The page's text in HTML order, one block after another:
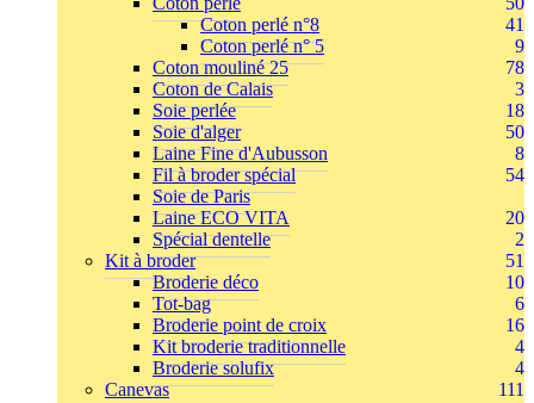
Coton perlé n°8
41
Coton perlé n° 5
9
Coton mouliné 25
78
Coton de Calais
3
Soie perlée
18
Soie d'alger
50
Laine Fine d'Aubusson
8
Fil à broder spécial
54
Soie de Paris
Laine ECO VITA
20
Spécial dentelle
2
Kit à broder
51
Broderie déco
10
Tot-bag
6
Broderie point de croix
16
Kit broderie traditionnelle
4
Broderie solufix
4
Canevas
111